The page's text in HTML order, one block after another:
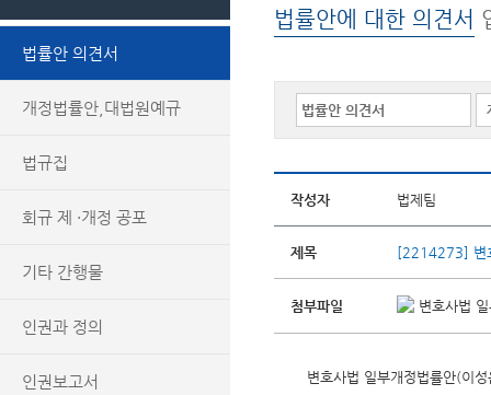
법률안 의견서
개정법률안,대법원예규
법규집
회규 제 ·개정 공포
기타 간행물
인권과 정의
인권보고서
법률안에 대한 의견서
작성자 법제팀
제목 [2214273] 변
첨부파일 변호사법
변호사법 일부개정법률안(이